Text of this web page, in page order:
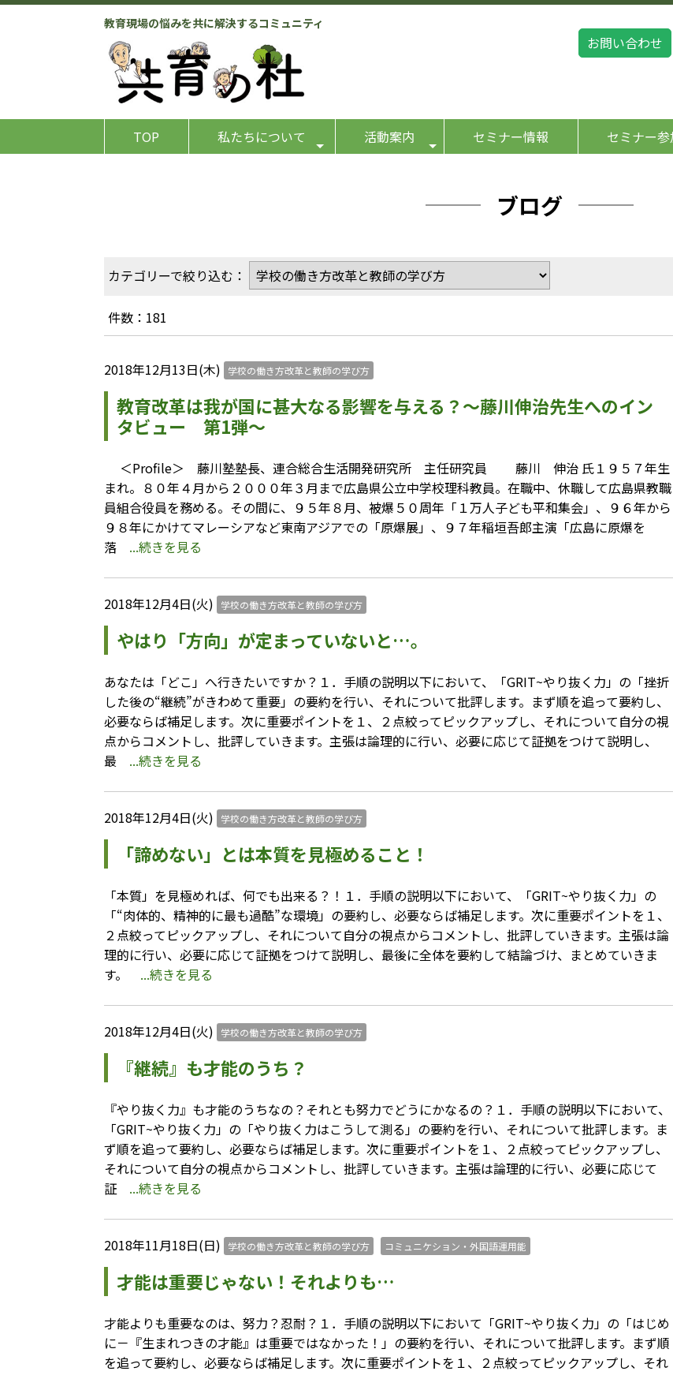
教育現場の悩みを共に解決するコミュニティ
お問い合わせ
TOP 私たちについて 活動案内 セミナー情報 セミナー
ブログ
カテゴリーで絞り込む：
件数：181
2018年12月13日(木) 学校の働き方改革と教師の学び方
教育改革は我が国に甚大なる影響を与える？～藤川伸治先生へのイン
タビュー 第1弾～
＜Profile＞ 藤川塾塾長、連合総合生活開発研究所 主任研究員 藤川 伸治 氏１９５７年生
まれ。８０年４月から２０００年３月まで広島県公立中学校理科教員。在職中、休職して広島県教職
員組合役員を務める。その間に、９５年８月、被爆５０周年「１万人子ども平和集会」、９６年から
９８年にかけてマレーシアなど東南アジアでの「原爆展」、９７年稲垣吾郎主演「広島に原爆を
落 ...続きを見る
2018年12月4日(火) 学校の働き方改革と教師の学び方
やはり「方向」が定まっていないと…。
あなたは「どこ」へ行きたいですか？１．手順の説明以下において、「GRIT~やり抜く力」の「挫折
した後の“継続”がきわめて重要」の要約を行い、それについて批評します。まず順を追って要約し、
必要ならば補足します。次に重要ポイントを１、２点絞ってピックアップし、それについて自分の視
点からコメントし、批評していきます。主張は論理的に行い、必要に応じて証拠をつけて説明し、
最 ...続きを見る
2018年12月4日(火) 学校の働き方改革と教師の学び方
「諦めない」とは本質を見極めること！
「本質」を見極めれば、何でも出来る？！１．手順の説明以下において、「GRIT~やり抜く力」の
「“肉体的、精神的に最も過酷”な環境」の要約し、必要ならば補足します。次に重要ポイントを１、
２点絞ってピックアップし、それについて自分の視点からコメントし、批評していきます。主張は論
理的に行い、必要に応じて証拠をつけて説明し、最後に全体を要約して結論づけ、まとめていきま
す。 ...続きを見る
2018年12月4日(火) 学校の働き方改革と教師の学び方
『継続』も才能のうち？
『やり抜く力』も才能のうちなの？それとも努力でどうにかなるの？１．手順の説明以下において、
「GRIT~やり抜く力」の「やり抜く力はこうして測る」の要約を行い、それについて批評します。ま
ず順を追って要約し、必要ならば補足します。次に重要ポイントを１、２点絞ってピックアップし、
それについて自分の視点からコメントし、批評していきます。主張は論理的に行い、必要に応じて
証 ...続きを見る
2018年11月18日(日) 学校の働き方改革と教師の学び方 コミュニケション・外国語運用能
才能は重要じゃない！それよりも…
才能よりも重要なのは、努力？忍耐？１．手順の説明以下において「GRIT~やり抜く力」の「はじめ
に－『生まれつきの才能』は重要ではなかった！」の要約を行い、それについて批評します。まず順
を追って要約し、必要ならば補足します。次に重要ポイントを１、２点絞ってピックアップし、それ